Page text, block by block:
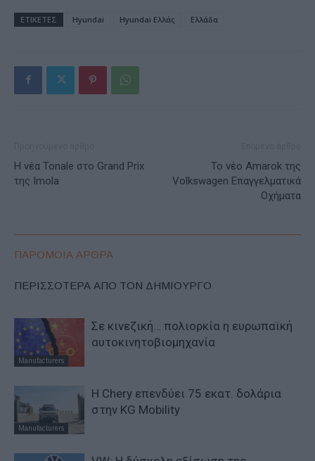
ΕΤΙΚΕΤΕΣ Hyundai Hyundai Ελλάς Ελλάδα
Η νέα Tonale στο Grand Prix
της Imola
Το νέο Amarok της
Volkswagen Επαγγελματικά
Οχήματα
ΠΑΡΟΜΟΙΑ ΑΡΘΡΑ
ΠΕΡΙΣΣΟΤΕΡΑ ΑΠΟ ΤΟΝ ΔΗΜΙΟΥΡΓΟ
Manufacturers
Σε κινεζική… πολιορκία η ευρωπαϊκή
αυτοκινητοβιομηχανία
Manufacturers
Η Chery επενδύει 75 εκατ. δολάρια
στην KG Mobility